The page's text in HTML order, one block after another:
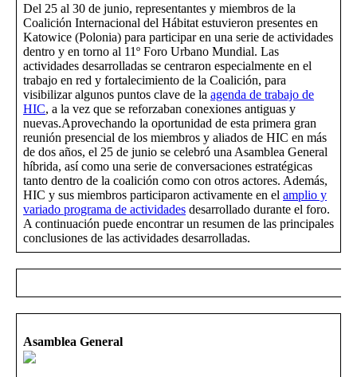
Del 25 al 30 de junio, representantes y miembros de la
Coalición Internacional del Hábitat estuvieron presentes en
Katowice (Polonia) para participar en una serie de actividades
dentro y en torno al 11º Foro Urbano Mundial. Las
actividades desarrolladas se centraron especialmente en el
trabajo en red y fortalecimiento de la Coalición, para
visibilizar algunos puntos clave de la agenda de trabajo de
HIC, a la vez que se reforzaban conexiones antiguas y
nuevas.Aprovechando la oportunidad de esta primera gran
reunión presencial de los miembros y aliados de HIC en más
de dos años, el 25 de junio se celebró una Asamblea General
híbrida, así como una serie de conversaciones estratégicas
tanto dentro de la coalición como con otros actores. Además,
HIC y sus miembros participaron activamente en el amplio y
variado programa de actividades desarrollado durante el foro.
A continuación puede encontrar un resumen de las principales
conclusiones de las actividades desarrolladas.
Asamblea General